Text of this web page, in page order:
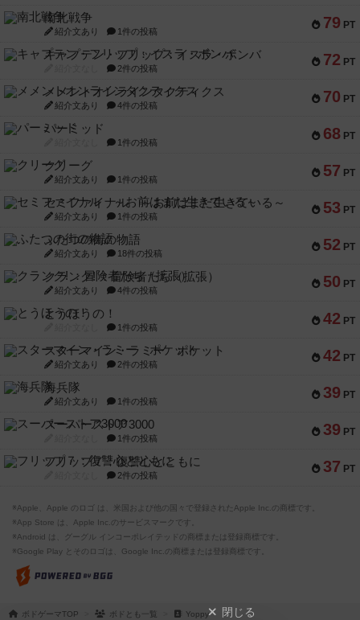
79 PT
南北戦争
紹介文あり 1件の投稿
72 PT
キャプテン・フリップ：イスラ・ボンバ
2件の投稿
70 PT
メメントオンラインタクティクス
紹介文あり 4件の投稿
68 PT
パーミッド
1件の投稿
57 PT
クリーグ
紹介文あり 1件の投稿
53 PT
セミファイナル ～お前はまだ生きている～
紹介文あり 1件の投稿
52 PT
ふたつの街の物語
紹介文あり 18件の投稿
50 PT
クランク! ：冒険者たち（拡張）
紹介文あり 4件の投稿
42 PT
とうほうの！
1件の投稿
42 PT
スターマイン・ラミー ポケット
紹介文あり 2件の投稿
39 PT
海兵隊
紹介文あり 1件の投稿
39 PT
スーパーストア3000
1件の投稿
37 PT
フリップ７：復讐心とともに
2件の投稿
※Apple、Apple のロゴ は、米国および他の国々で登録されたApple Inc.の商標です。
※App Store は、Apple Inc.のサービスマークです。
※Android は、グーグル インコーポレイテッドの商標または登録商標です。
※Google Play とそのロゴは、Google Inc.の商標または登録商標です。
ボドゲーマTOP ボドとも一覧 Yoppy 閉じる